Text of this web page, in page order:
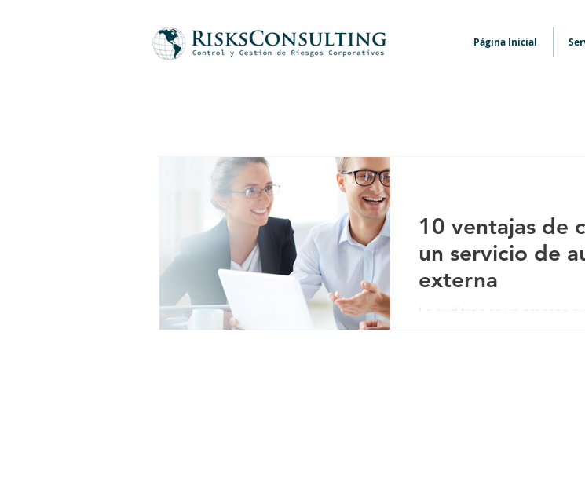
Página Inicial
10 ventajas de
un servicio de
externa
La auditoría es un proceso